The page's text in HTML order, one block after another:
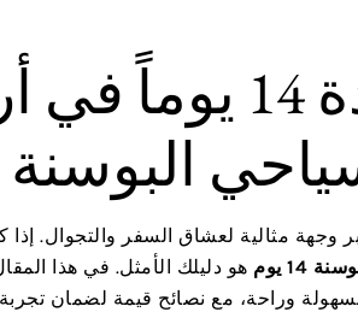
استمتع بجولة مدهشة لمدة 14
البوسنة
وجهة مثالية لعشاق السفر والتجوال.
يوم
هو دليلك الأمثل. في هذا
وراحة، مع نصائح قيمة لضمان